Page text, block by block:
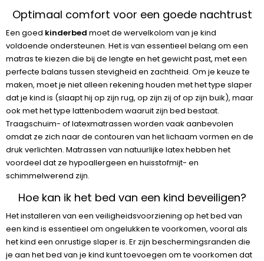
Optimaal comfort voor een goede nachtrust
Een goed kinderbed moet de wervelkolom van je kind
voldoende ondersteunen. Het is van essentieel belang om een
matras te kiezen die bij de lengte en het gewicht past, met een
perfecte balans tussen stevigheid en zachtheid. Om je keuze te
maken, moet je niet alleen rekening houden met het type slaper
dat je kind is (slaapt hij op zijn rug, op zijn zij of op zijn buik), maar
ook met het type lattenbodem waaruit zijn bed bestaat.
Traagschuim- of latexmatrassen worden vaak aanbevolen
omdat ze zich naar de contouren van het lichaam vormen en de
druk verlichten. Matrassen van natuurlijke latex hebben het
voordeel dat ze hypoallergeen en huisstofmijt- en
schimmelwerend zijn.
Hoe kan ik het bed van een kind beveiligen?
Het installeren van een veiligheidsvoorziening op het bed van
een kind is essentieel om ongelukken te voorkomen, vooral als
het kind een onrustige slaper is. Er zijn beschermingsranden die
je aan het bed van je kind kunt toevoegen om te voorkomen dat